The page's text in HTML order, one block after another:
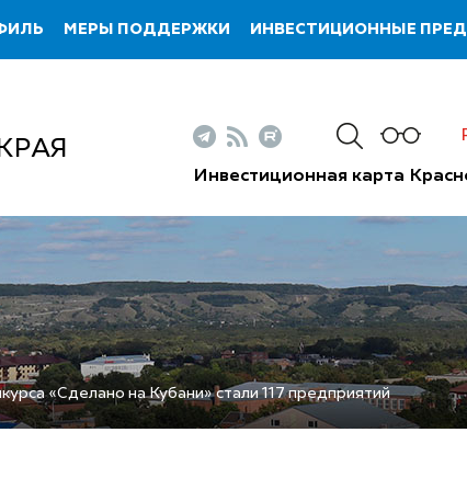
МЕРЫ ПОДДЕРЖКИ ИНВЕСТИЦИОННЫЕ
Инвестиционная карта
«Сделано на Кубани» стали 117 предприятий